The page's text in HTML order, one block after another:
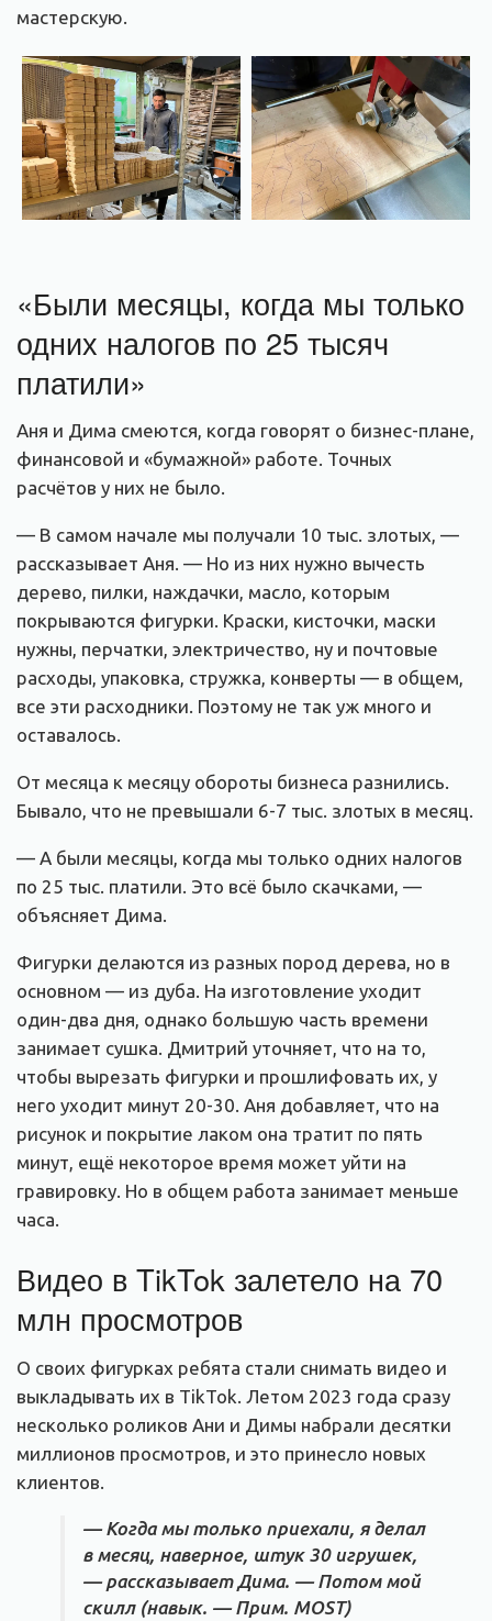
мастерскую.
«Были месяцы, когда мы только
одних налогов по 25 тысяч
платили»
Аня и Дима смеются, когда говорят о бизнес-плане,
финансовой и «бумажной» работе. Точных
расчётов у них не было.
— В самом начале мы получали 10 тыс. злотых, —
рассказывает Аня. — Но из них нужно вычесть
дерево, пилки, наждачки, масло, которым
покрываются фигурки. Краски, кисточки, маски
нужны, перчатки, электричество, ну и почтовые
расходы, упаковка, стружка, конверты — в общем,
все эти расходники. Поэтому не так уж много и
оставалось.
От месяца к месяцу обороты бизнеса разнились.
Бывало, что не превышали 6-7 тыс. злотых в месяц.
— А были месяцы, когда мы только одних налогов
по 25 тыс. платили. Это всё было скачками, —
объясняет Дима.
Фигурки делаются из разных пород дерева, но в
основном — из дуба. На изготовление уходит
один-два дня, однако большую часть времени
занимает сушка. Дмитрий уточняет, что на то,
чтобы вырезать фигурки и прошлифовать их, у
него уходит минут 20-30. Аня добавляет, что на
рисунок и покрытие лаком она тратит по пять
минут, ещё некоторое время может уйти на
гравировку. Но в общем работа занимает меньше
часа.
Видео в TikTok залетело на 70
млн просмотров
О своих фигурках ребята стали снимать видео и
выкладывать их в TikTok. Летом 2023 года сразу
несколько роликов Ани и Димы набрали десятки
миллионов просмотров, и это принесло новых
клиентов.
— Когда мы только приехали, я делал
в месяц, наверное, штук 30 игрушек,
— рассказывает Дима. — Потом мой
скилл (навык. — Прим. MOST)